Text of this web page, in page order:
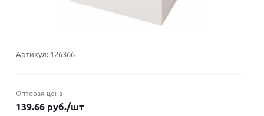
Артикул: 126366
Оптовая цена
139.66 руб./шт